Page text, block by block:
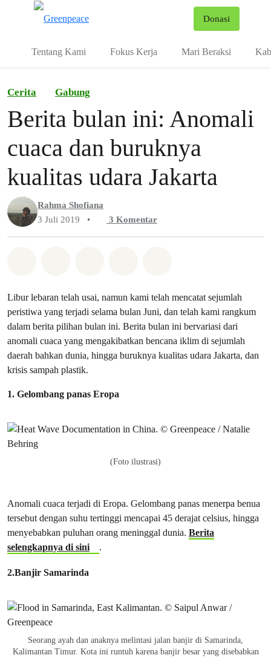
Donasi
Tentang Kami Fokus Kerja Mari Beraksi
Cerita Gabung
Berita bulan ini: Anomali
cuaca dan buruknya
kualitas udara Jakarta
Rahma Shofiana
3 Juli 2019
• 3 Komentar
Libur lebaran telah usai, namun kami telah mencatat sejumlah
peristiwa yang terjadi selama bulan Juni, dan telah kami rangkum
dalam berita pilihan bulan ini. Berita bulan ini bervariasi dari
anomali cuaca yang mengakibatkan bencana iklim di sejumlah
daerah bahkan dunia, hingga buruknya kualitas udara Jakarta, dan
krisis sampah plastik.
1. Gelombang panas Eropa
(Foto ilustrasi)
Anomali cuaca terjadi di Eropa. Gelombang panas menerpa benua
tersebut dengan suhu tertinggi mencapai 45 derajat celsius, hingga
menyebabkan puluhan orang meninggal dunia. Berita
selengkapnya di sini
.
2.Banjir Samarinda
Seorang ayah dan anaknya melintasi jalan banjir di Samarinda,
Kalimantan Timur. Kota ini runtuh karena banjir besar yang disebabkan